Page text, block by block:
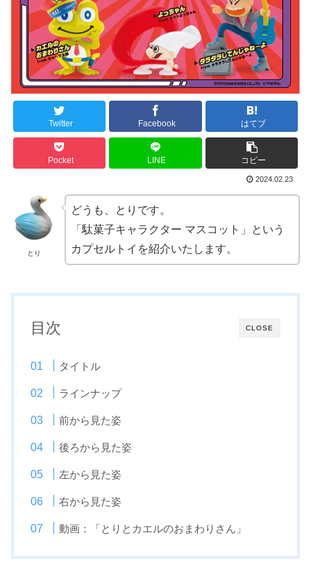
Twitter Facebook はてブ
Pocket LINE コピー
2024.02.23
とり
どうも、とりです。
「駄菓子キャラクター マスコット」という
カプセルトイを紹介いたします。
CLOSE
目次
タイトル
ラインナップ
前から見た姿
後ろから見た姿
左から見た姿
右から見た姿
動画：「とりとカエルのおまわりさん」